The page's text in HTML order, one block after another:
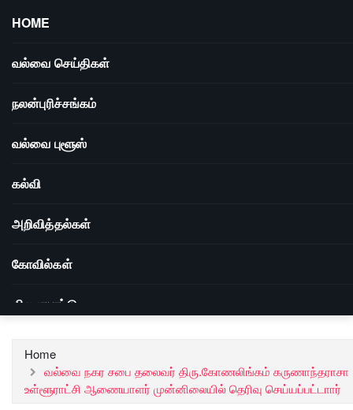
HOME
வல்வை செய்திகள்
நலன்புரிச்சங்கம்
வல்வை புளூஸ்
கல்வி
அறிவித்தல்கள்
கோவில்கள்
விளையாட்டு
Home
வல்வை நகர சபை தலைவர் திரு.கோணலிங்கம் கருணாந்தராசா
உள்ளூராட்சி ஆணையாளர் முன்னிலையில் தெரிவு செய்யப்பட்டாார்